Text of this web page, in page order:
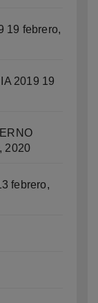
19 febrero,
2019 19
2020
febrero,